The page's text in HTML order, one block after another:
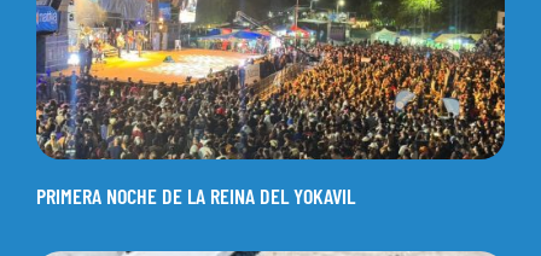
PRIMERA NOCHE DE LA REINA DEL YOKAVIL